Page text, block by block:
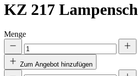
KZ 217
Menge
Zum Angebot hinzufügen